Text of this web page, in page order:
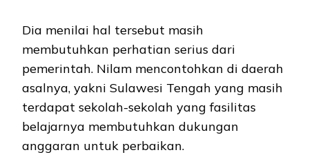
Dia menilai hal tersebut masih
membutuhkan perhatian serius dari
pemerintah. Nilam mencontohkan di daerah
asalnya, yakni Sulawesi Tengah yang masih
terdapat sekolah-sekolah yang fasilitas
belajarnya membutuhkan dukungan
anggaran untuk perbaikan.